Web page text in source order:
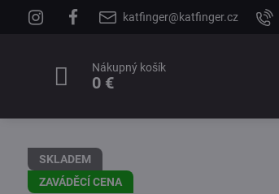
katfinger@katfinger.cz
Nákupný košík
0 €
SKLADEM
ZAVÁDĚCÍ CENA